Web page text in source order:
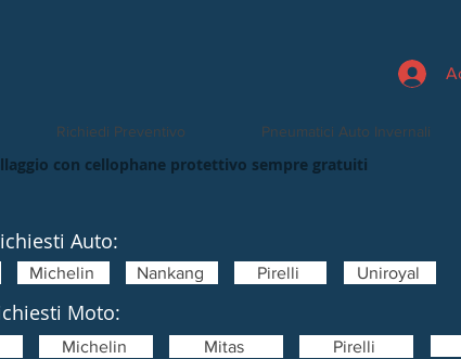
Richiedi Preventivo Pneumatici Auto Invernali
con cellophane protettivo sempre gratuiti
Auto:
Michelin Nankang Pirelli Uniroyal
Moto:
Michelin Mitas Pirelli